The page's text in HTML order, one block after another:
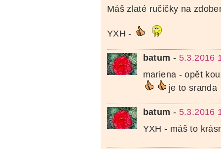
Máš zlaté ručičky na
YXH -
batum - 5.3.2016
mariena - opět
je to sranda
batum - 5.3.2016
YXH - máš to